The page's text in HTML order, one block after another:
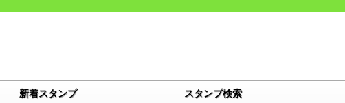
新着スタンプ スタンプ検索